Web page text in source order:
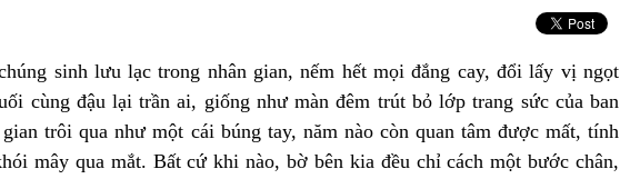
sinh lưu lạc trong nhân gian, nếm hết mọi đắng cay, đổi lấy vị ngọt
cùng đậu lại trần ai, giống như màn đêm trút bỏ lớp trang sức của ban
trôi qua như một cái búng tay, năm nào còn quan tâm được mất, tính
mây qua mắt. Bất cứ khi nào, bờ bên kia đều chỉ cách một bước chân,